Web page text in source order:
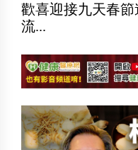
歡喜迎接九天春
流...